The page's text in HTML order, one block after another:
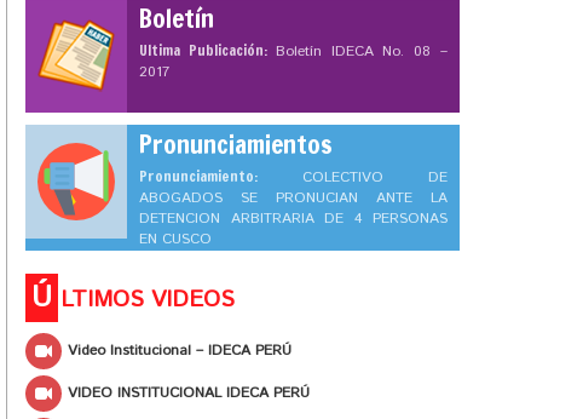
Boletín
Ultima Publicación: Boletín IDECA No. 08 –
2017
Pronunciamientos
Pronunciamiento: COLECTIVO DE
ABOGADOS SE PRONUCIAN ANTE LA
DETENCION ARBITRARIA DE 4 PERSONAS
EN CUSCO
Ú LTIMOS VIDEOS
Video Institucional – IDECA PERÚ
VIDEO INSTITUCIONAL IDECA PERÚ